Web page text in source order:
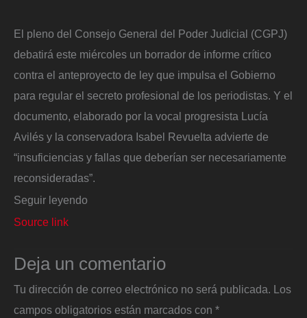
El pleno del Consejo General del Poder Judicial (CGPJ)
debatirá este miércoles un borrador de informe crítico
contra el anteproyecto de ley que impulsa el Gobierno
para regular el secreto profesional de los periodistas. Y el
documento, elaborado por la vocal progresista Lucía
Avilés y la conservadora Isabel Revuelta advierte de
“insuficiencias y fallas que deberían ser necesariamente
reconsideradas”.
Seguir leyendo
Source link
Deja un comentario
Tu dirección de correo electrónico no será publicada. Los
campos obligatorios están marcados con *